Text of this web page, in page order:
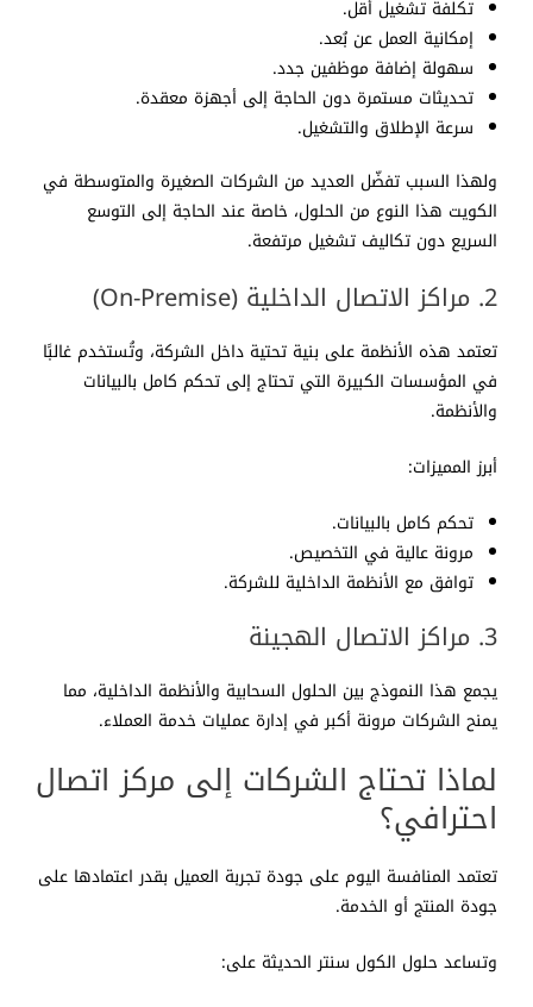
تكلفة تشغيل أقل.
إمكانية العمل عن بُعد.
سهولة إضافة موظفين جدد.
تحديثات مستمرة دون الحاجة إلى أجهزة معقدة.
سرعة الإطلاق والتشغيل.
ولهذا السبب تفضّل العديد من الشركات الصغيرة والمتوسطة في
الكويت هذا النوع من الحلول، خاصة عند الحاجة إلى التوسع
السريع دون تكاليف تشغيل مرتفعة.
2. مراكز الاتصال الداخلية (On-Premise)
تعتمد هذه الأنظمة على بنية تحتية داخل الشركة، وتُستخدم غالبًا
في المؤسسات الكبيرة التي تحتاج إلى تحكم كامل بالبيانات
والأنظمة.
أبرز المميزات:
تحكم كامل بالبيانات.
مرونة عالية في التخصيص.
توافق مع الأنظمة الداخلية للشركة.
3. مراكز الاتصال الهجينة
يجمع هذا النموذج بين الحلول السحابية والأنظمة الداخلية، مما
يمنح الشركات مرونة أكبر في إدارة عمليات خدمة العملاء.
لماذا تحتاج الشركات إلى مركز اتصال
احترافي؟
تعتمد المنافسة اليوم على جودة تجربة العميل بقدر اعتمادها على
جودة المنتج أو الخدمة.
وتساعد حلول الكول سنتر الحديثة على: